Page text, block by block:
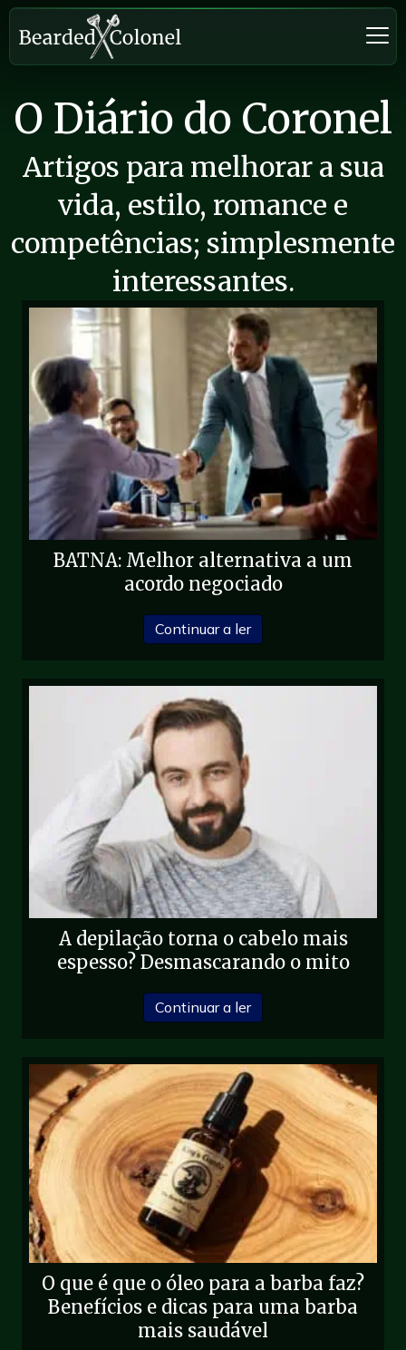
O Diário do Coronel
Artigos para melhorar a sua
vida, estilo, romance e
competências; simplesmente
interessantes.
BATNA: Melhor alternativa a um
acordo negociado
Continuar a ler
A depilação torna o cabelo mais
espesso? Desmascarando o mito
Continuar a ler
O que é que o óleo para a barba faz?
Benefícios e dicas para uma barba
mais saudável